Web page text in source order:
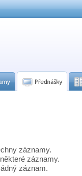
záznamy.
záznamy.
záznam.